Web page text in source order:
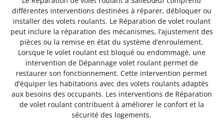
différentes interventions destinées à réparer, débloquer ou
installer des volets roulants. Le Réparation de volet roulant
peut inclure la réparation des mécanismes, l’ajustement des
pièces ou la remise en état du système d’enroulement.
Lorsque le volet roulant est bloqué ou endommagé, une
intervention de Dépannage volet roulant permet de
restaurer son fonctionnement. Cette intervention permet
d’équiper les habitations avec des volets roulants adaptés
aux besoins des occupants. Les interventions de Réparation
de volet roulant contribuent à améliorer le confort et la
sécurité des logements.